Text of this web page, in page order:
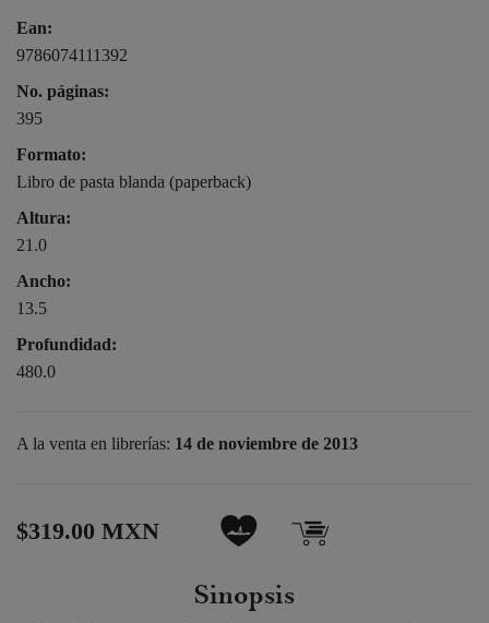
Ean:
9786074111392
No. páginas:
395
Formato:
Libro de pasta blanda (paperback)
Altura:
21.0
Ancho:
13.5
Profundidad:
480.0
A la venta en librerías: 14 de noviembre de 2013
$319.00 MXN
Sinopsis